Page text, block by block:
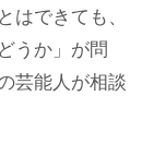
できても、
うか」が問
芸能人が相談